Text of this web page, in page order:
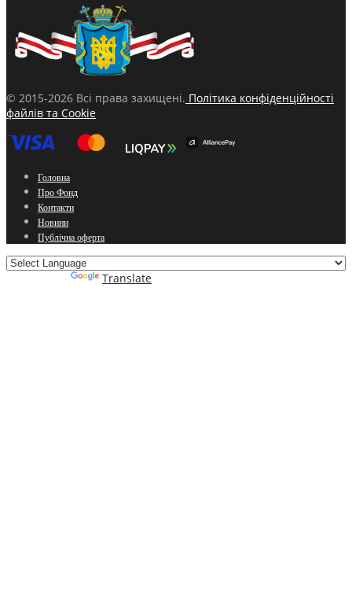
© 2015-2026 Всі права захищені. Політика конфіденційності
файлів та Cookie
Головна
Про Фонд
Контакти
Новини
Публічна оферта
Translate